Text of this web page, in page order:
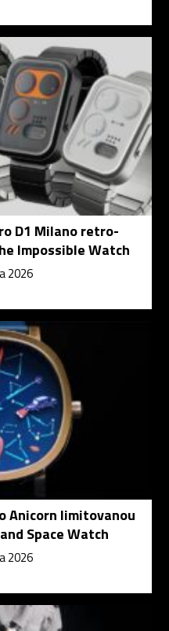
D1 Milano retro-
Impossible Watch
2026
Anicorn limitovanou
Space Watch
2026